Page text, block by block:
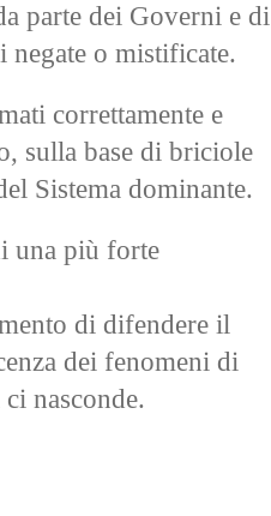
parte dei Governi e di
negate o mistificate.
correttamente e
sulla base di briciole
Sistema dominante.
una più forte
di difendere il
dei fenomeni di
nasconde.